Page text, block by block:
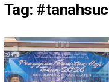
Tag: